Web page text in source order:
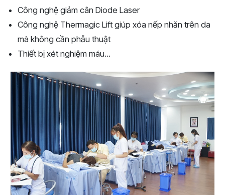
Công nghệ giảm cân Diode Laser
Công nghệ Thermagic Lift giúp xóa nếp nhăn trên da
mà không cần phẫu thuật
Thiết bị xét nghiệm máu...